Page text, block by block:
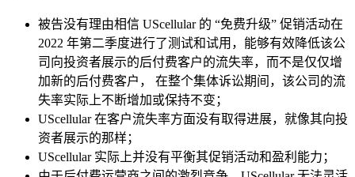
被告没有理由相信 UScellular 的 “免费升级” 促销活动在
2022 年第二季度进行了测试和试用，能够有效降低该公
司向投资者展示的后付费客户的流失率，而不是仅仅增
加新的后付费客户， 在整个集体诉讼期间，该公司的流
失率实际上不断增加或保持不变；
UScellular 在客户流失率方面没有取得进展，就像其向投
资者展示的那样；
UScellular 实际上并没有平衡其促销活动和盈利能力；